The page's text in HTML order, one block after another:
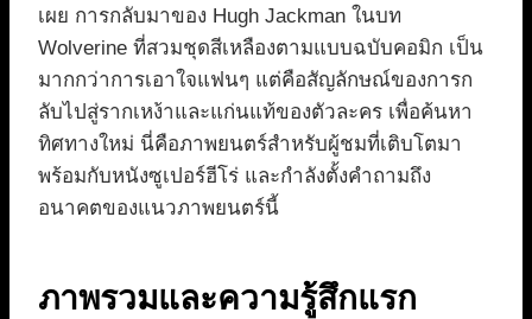
เผย การกลับมาของ Hugh Jackman ในบท
Wolverine ที่สวมชุดสีเหลืองตามแบบฉบับคอมิก เป็น
มากกว่าการเอาใจแฟนๆ แต่คือสัญลักษณ์ของการก
ลับไปสู่รากเหง้าและแก่นแท้ของตัวละคร เพื่อค้นหา
ทิศทางใหม่ นี่คือภาพยนตร์สำหรับผู้ชมที่เติบโตมา
พร้อมกับหนังซูเปอร์ฮีโร่ และกำลังตั้งคำถามถึง
อนาคตของแนวภาพยนตร์นี้
ภาพรวมและความรู้สึกแรก